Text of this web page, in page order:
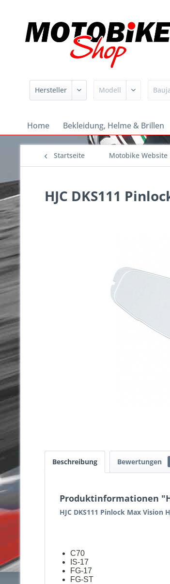
Home Bekleidung, Helme & Brillen
Startseite Motobike Website
HJC DKS111
Beschreibung Bewertungen
Produktinformationen
HJC DKS111 Pinlock Max Vision
C70
IS-17
FG-17
FG-ST